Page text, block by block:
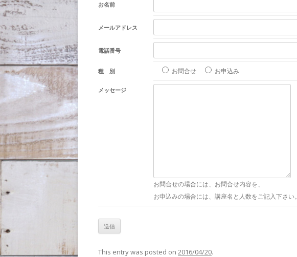
お名前
メールアドレス
電話番号
種 別 お問合せ お申込み
メッセージ
お問合せの場合には、お問合せ内容を、
お申込みの場合には、講座名と人数をご記入下さい。
This entry was posted on 2016/04/20.